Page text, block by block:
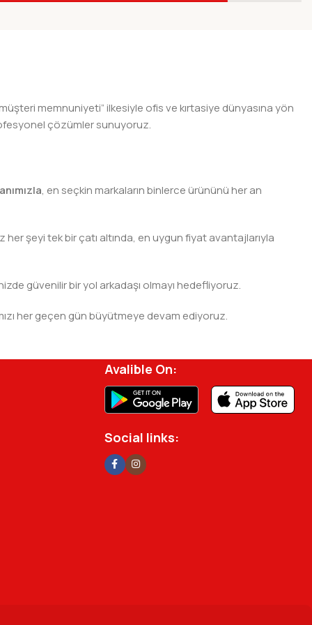
RAPIDO UCU 0.30mm
memnuniyeti” ilkesiyle ofis ve kırtasiye dünyasına yön
çözümler sunuyoruz.
, en seçkin markaların binlerce ürününü her an
şeyi tek bir çatı altında, en uygun fiyat avantajlarıyla
güvenilir bir yol arkadaşı olmayı hedefliyoruz.
her geçen gün büyütmeye devam ediyoruz.
Avalible On:
Social links: